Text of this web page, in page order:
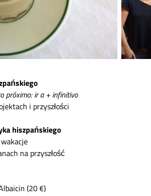
próximo: ir a + infinitivo
i przyszłości
hiszpańskiego
na przyszłość
(20 €)